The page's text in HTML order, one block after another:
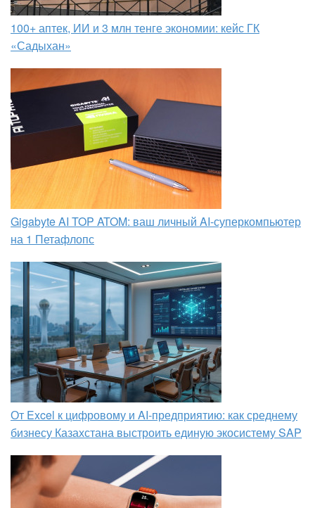
100+ аптек, ИИ и 3 млн тенге экономии: кейс ГК
«Садыхан»
Gigabyte AI TOP ATOM: ваш личный AI-суперкомпьютер
на 1 Петафлопс
От Excel к цифровому и AI‑предприятию: как среднему
бизнесу Казахстана выстроить единую экосистему SAP